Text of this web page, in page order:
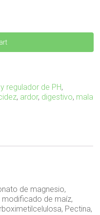
regulador de PH,
, ardor, digestivo, mala
de magnesio,
de maíz,
Pectina,